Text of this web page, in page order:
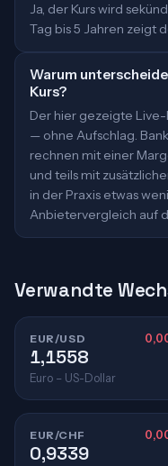
Ja, der Kurs wird
Tag bis 5 Jahren zeigt
Warum
Kurs?
Der hier gezeigte
— ohne Aufschlag.
rechnen mit einer
und teils mit
in der Praxis etwas
Anbietervergleich auf
Verwandte
EUR/USD
1,1558
Euro – US-Dollar
EUR/CHF
0,9339